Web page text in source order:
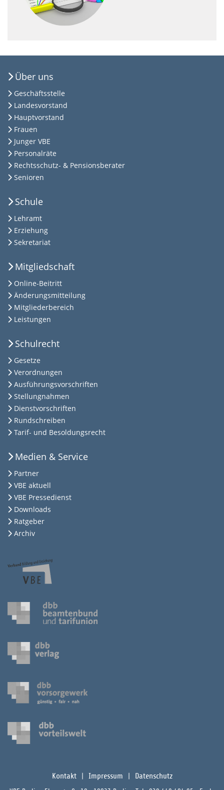
Über uns
Geschäftsstelle
Landesvorstand
Hauptvorstand
Frauen
Junger VBE
Personalräte
Rechtsschutz- & Pensionsberater
Senioren
Schule
Lehramt
Erziehung
Sekretariat
Mitgliedschaft
Online-Beitritt
Änderungsmitteilung
Mitgliederbereich
Leistungen
Schulrecht
Gesetze
Verordnungen
Ausführungsvorschriften
Stellungnahmen
Dienstvorschriften
Rundschreiben
Tarif- und Besoldungsrecht
Medien & Service
Partner
VBE aktuell
VBE Pressedienst
Downloads
Ratgeber
Archiv
Kontakt Impressum Datenschutz